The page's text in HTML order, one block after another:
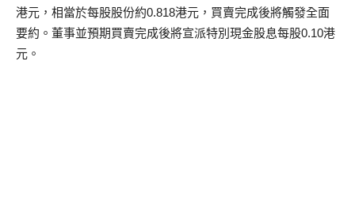
港元，相當於每股股份約0.818港元，買賣完成後將觸發全面
要約。董事並預期買賣完成後將宣派特別現金股息每股0.10港
元。